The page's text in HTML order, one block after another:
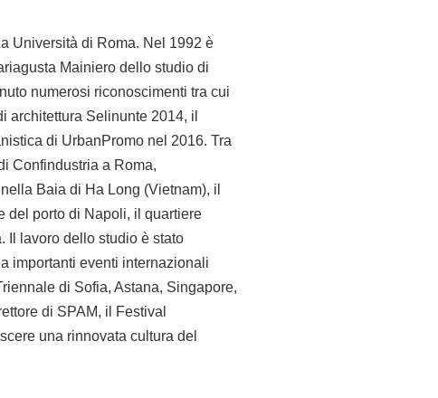
Università di Roma. Nel 1992 è
Mainiero dello studio di
numerosi riconoscimenti tra cui
architettura Selinunte 2014, il
di UrbanPromo nel 2016. Tra
Confindustria a Roma,
Baia di Ha Long (Vietnam), il
del porto di Napoli, il quartiere
Il lavoro dello studio è stato
importanti eventi internazionali
di Sofia, Astana, Singapore,
di SPAM, il Festival
una rinnovata cultura del